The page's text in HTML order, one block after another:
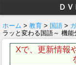
Ｄ
ホーム > 教育 > 国語 >
ラッと変わる国語～ 機能
Xで、更新情報